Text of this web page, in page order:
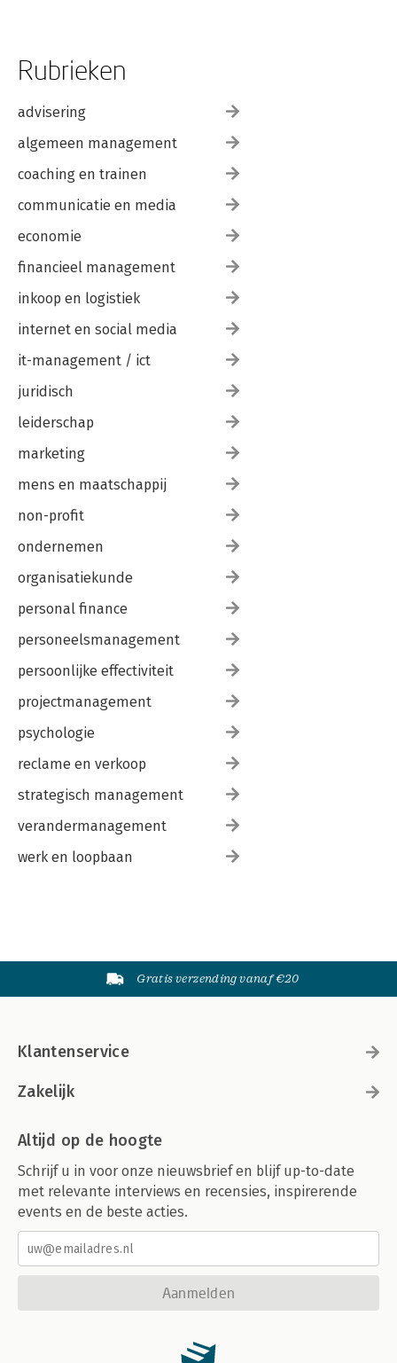
Rubrieken
advisering
algemeen management
coaching en trainen
communicatie en media
economie
financieel management
inkoop en logistiek
internet en social media
it-management / ict
juridisch
leiderschap
marketing
mens en maatschappij
non-profit
ondernemen
organisatiekunde
personal finance
personeelsmanagement
persoonlijke effectiviteit
projectmanagement
psychologie
reclame en verkoop
strategisch management
verandermanagement
werk en loopbaan
Gratis verzending vanaf €20
Klantenservice
Zakelijk
Altijd op de hoogte
Schrijf u in voor onze nieuwsbrief en blijf up-to-date
met relevante interviews en recensies, inspirerende
events en de beste acties.
Aanmelden